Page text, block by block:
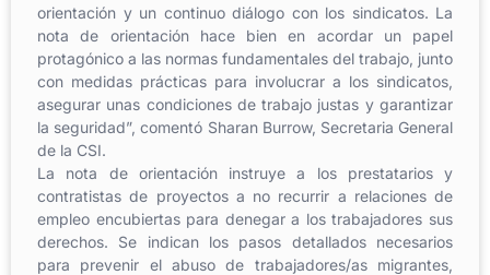
orientación y un continuo diálogo con los sindicatos. La
nota de orientación hace bien en acordar un papel
protagónico a las normas fundamentales del trabajo, junto
con medidas prácticas para involucrar a los sindicatos,
asegurar unas condiciones de trabajo justas y garantizar
la seguridad”, comentó Sharan Burrow, Secretaria General
de la CSI.
La nota de orientación instruye a los prestatarios y
contratistas de proyectos a no recurrir a relaciones de
empleo encubiertas para denegar a los trabajadores sus
derechos. Se indican los pasos detallados necesarios
para prevenir el abuso de trabajadores/as migrantes,